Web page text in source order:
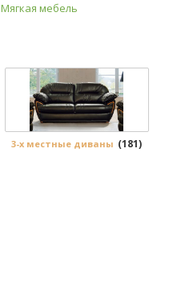
Мягкая мебель
3-х местные диваны (181)